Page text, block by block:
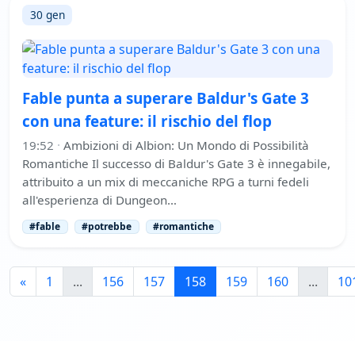
30 gen
Fable punta a superare Baldur's Gate 3
con una feature: il rischio del flop
19:52 · Ambizioni di Albion: Un Mondo di Possibilità
Romantiche Il successo di Baldur's Gate 3 è innegabile,
attribuito a un mix di meccaniche RPG a turni fedeli
all'esperienza di Dungeon…
#fable #potrebbe #romantiche
« 1 ... 156 157 158 159 160 ...